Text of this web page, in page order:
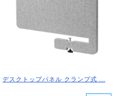
デスクトップパネル クランプ式 ...